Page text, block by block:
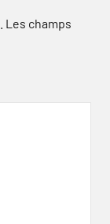
Les champs